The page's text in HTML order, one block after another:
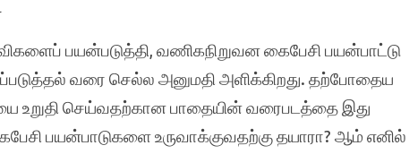
பயன்படுத்தி, வணிகநிறுவன கைபேசி பயன்பாட்டு
வரை செல்ல அனுமதி அளிக்கிறது. தற்போதைய
உறுதி செய்வதற்கான பாதையின் வரைபடத்தை இது
பயன்பாடுகளை உருவாக்குவதற்கு தயாரா? ஆம் எனில்